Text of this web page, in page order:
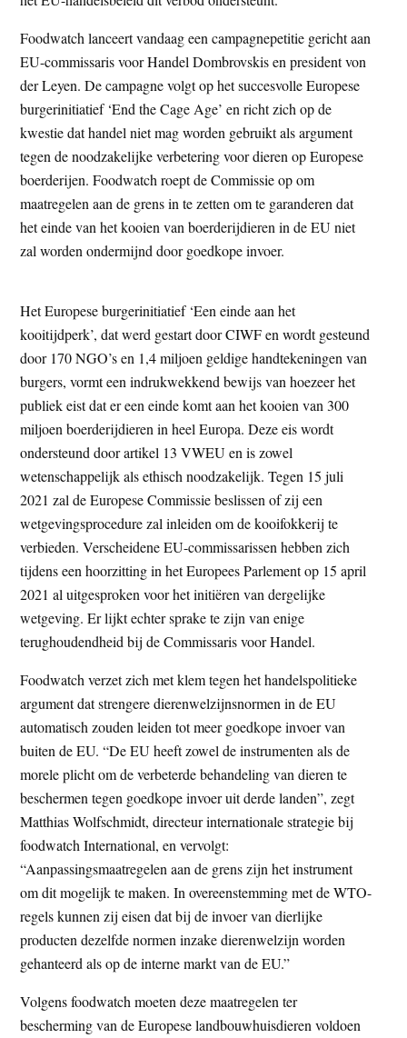
t
e
Foodwatch lanceert vandaag een campagnepetitie gericht aan
EU-commissaris voor Handel Dombrovskis en president von
der Leyen. De campagne volgt op het succesvolle Europese
burgerinitiatief ‘End the Cage Age’ en richt zich op de
kwestie dat handel niet mag worden gebruikt als argument
tegen de noodzakelijke verbetering voor dieren op Europese
boerderijen. Foodwatch roept de Commissie op om
maatregelen aan de grens in te zetten om te garanderen dat
het einde van het kooien van boerderijdieren in de EU niet
zal worden ondermijnd door goedkope invoer.
Het Europese burgerinitiatief ‘Een einde aan het
kooitijdperk’, dat werd gestart door CIWF en wordt gesteund
door 170 NGO’s en 1,4 miljoen geldige handtekeningen van
burgers, vormt een indrukwekkend bewijs van hoezeer het
publiek eist dat er een einde komt aan het kooien van 300
miljoen boerderijdieren in heel Europa. Deze eis wordt
ondersteund door artikel 13 VWEU en is zowel
wetenschappelijk als ethisch noodzakelijk. Tegen 15 juli
2021 zal de Europese Commissie beslissen of zij een
wetgevingsprocedure zal inleiden om de kooifokkerij te
verbieden. Verscheidene EU-commissarissen hebben zich
tijdens een hoorzitting in het Europees Parlement op 15 april
2021 al uitgesproken voor het initiëren van dergelijke
wetgeving. Er lijkt echter sprake te zijn van enige
terughoudendheid bij de Commissaris voor Handel.
Foodwatch verzet zich met klem tegen het handelspolitieke
argument dat strengere dierenwelzijnsnormen in de EU
automatisch zouden leiden tot meer goedkope invoer van
buiten de EU. “De EU heeft zowel de instrumenten als de
morele plicht om de verbeterde behandeling van dieren te
beschermen tegen goedkope invoer uit derde landen”, zegt
Matthias Wolfschmidt, directeur internationale strategie bij
foodwatch International, en vervolgt:
“Aanpassingsmaatregelen aan de grens zijn het instrument
om dit mogelijk te maken. In overeenstemming met de WTO-
regels kunnen zij eisen dat bij de invoer van dierlijke
producten dezelfde normen inzake dierenwelzijn worden
gehanteerd als op de interne markt van de EU.”
Volgens foodwatch moeten deze maatregelen ter
bescherming van de Europese landbouwhuisdieren voldoen